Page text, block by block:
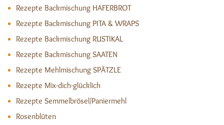
Rezepte Backmischung HAFERBROT
Rezepte Backmischung PITA & WRAPS
Rezepte Backmischung RUSTIKAL
Rezepte Backmischung SAATEN
Rezepte Mehlmischung SPÄTZLE
Rezepte Mix-dich-glücklich
Rezepte Semmelbrösel/Paniermehl
Rosenblüten